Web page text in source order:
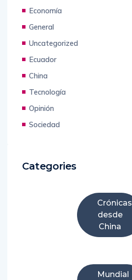
Economía
General
Uncategorized
Ecuador
China
Tecnología
Opinión
Sociedad
Categories
Crónicas
desde
China
Mundial